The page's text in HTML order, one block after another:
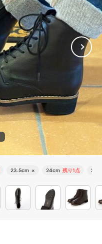
23.5cm × 24cm 残り1点